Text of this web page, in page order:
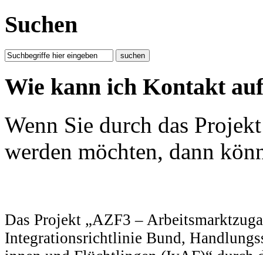
Suchen
Wie kann ich Kontakt
Wenn Sie durch das
werden möchten, dann
Das Projekt „AZF3 –
Integrationsrichtlinie Bund,